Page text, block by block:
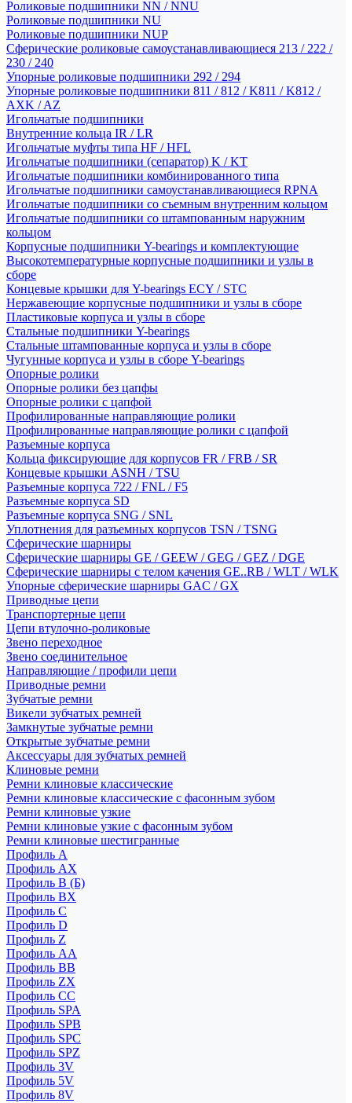
Роликовые подшипники NN / NNU
Роликовые подшипники NU
Роликовые подшипники NUP
Сферические роликовые самоустанавливающиеся 213 / 222 /
230 / 240
Упорные роликовые подшипники 292 / 294
Упорные роликовые подшипники 811 / 812 / K811 / K812 /
AXK / AZ
Игольчатые подшипники
Внутренние кольца IR / LR
Игольчатые муфты типа HF / HFL
Игольчатые подшипники (сепаратор) K / KT
Игольчатые подшипники комбинированного типа
Игольчатые подшипники самоустанавливающиеся RPNA
Игольчатые подшипники со съемным внутренним кольцом
Игольчатые подшипники со штампованным наружним
кольцом
Корпусные подшипники Y-bearings и комплектующие
Высокотемпературные корпусные подшипники и узлы в
сборе
Концевые крышки для Y-bearings ECY / STC
Нержавеющие корпусные подшипники и узлы в сборе
Пластиковые корпуса и узлы в сборе
Стальные подшипники Y-bearings
Стальные штампованные корпуса и узлы в сборе
Чугунные корпуса и узлы в сборе Y-bearings
Опорные ролики
Опорные ролики без цапфы
Опорные ролики с цапфой
Профилированные направляющие ролики
Профилированные направляющие ролики с цапфой
Разъемные корпуса
Кольца фиксирующие для корпусов FR / FRB / SR
Концевые крышки ASNH / TSU
Разъемные корпуса 722 / FNL / F5
Разъемные корпуса SD
Разъемные корпуса SNG / SNL
Уплотнения для разъемных корпусов TSN / TSNG
Сферические шарниры
Сферические шарниры GE / GEEW / GEG / GEZ / DGE
Сферические шарниры с телом качения GE..RB / WLT / WLK
Упорные сферические шарниры GAC / GX
Приводные цепи
Транспортерные цепи
Цепи втулочно-роликовые
Звено переходное
Звено соединительное
Направляющие / профили цепи
Приводные ремни
Зубчатые ремни
Викели зубчатых ремней
Замкнутые зубчатые ремни
Открытые зубчатые ремни
Аксессуары для зубчатых ремней
Клиновые ремни
Ремни клиновые классические
Ремни клиновые классические с фасонным зубом
Ремни клиновые узкие
Ремни клиновые узкие с фасонным зубом
Ремни клиновые шестигранные
Профиль A
Профиль AX
Профиль B (Б)
Профиль BX
Профиль C
Профиль D
Профиль Z
Профиль АА
Профиль BB
Профиль ZX
Профиль CC
Профиль SPA
Профиль SPB
Профиль SPC
Профиль SPZ
Профиль 3V
Профиль 5V
Профиль 8V